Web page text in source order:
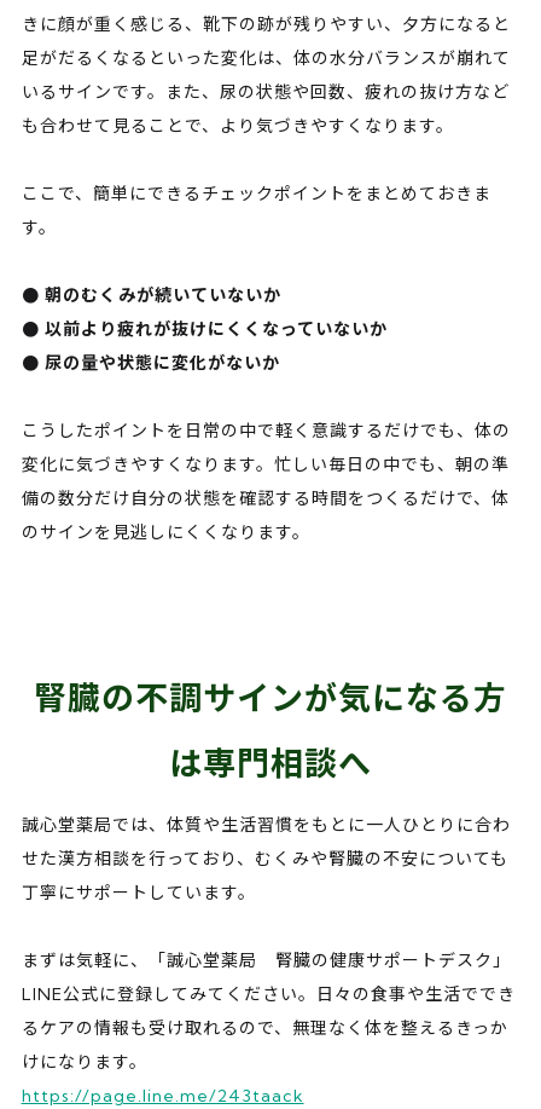
きに顔が重く感じる、靴下の跡が残りやすい、夕方になると
足がだるくなるといった変化は、体の水分バランスが崩れて
いるサインです。また、尿の状態や回数、疲れの抜け方など
も合わせて見ることで、より気づきやすくなります。
ここで、簡単にできるチェックポイントをまとめておきま
す。
● 朝のむくみが続いていないか
● 以前より疲れが抜けにくくなっていないか
● 尿の量や状態に変化がないか
こうしたポイントを日常の中で軽く意識するだけでも、体の
変化に気づきやすくなります。忙しい毎日の中でも、朝の準
備の数分だけ自分の状態を確認する時間をつくるだけで、体
のサインを見逃しにくくなります。
腎臓の不調サインが気になる方
は専門相談へ
誠心堂薬局では、体質や生活習慣をもとに一人ひとりに合わ
せた漢方相談を行っており、むくみや腎臓の不安についても
丁寧にサポートしています。
まずは気軽に、「誠心堂薬局 腎臓の健康サポートデスク」
LINE公式に登録してみてください。日々の食事や生活ででき
るケアの情報も受け取れるので、無理なく体を整えるきっか
けになります。
https://page.line.me/243taack